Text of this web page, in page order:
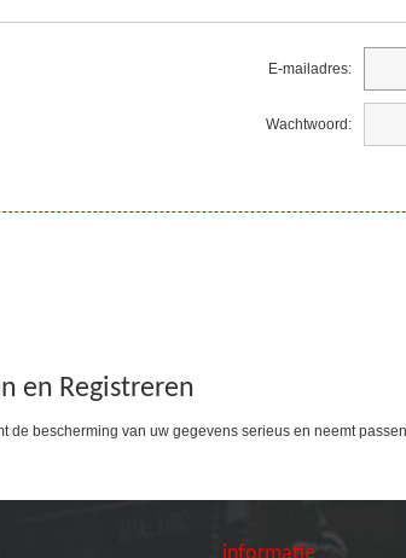
E-mailadres:
Wachtwoord:
en Registreren
de bescherming van uw gegevens serieus en neemt
informatie